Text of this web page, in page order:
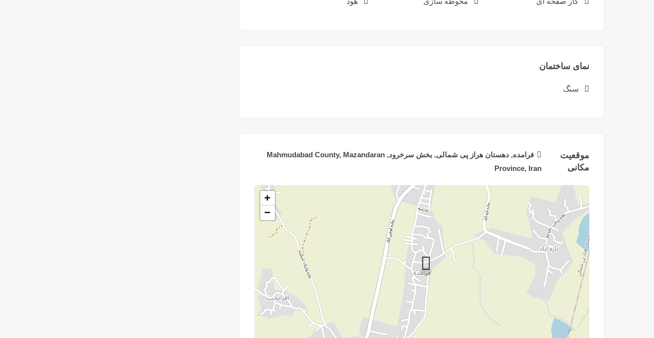
نمای ساختمان
سنگ
موقعیت
مکانی
فرامده, دهستان هراز پی شمالی, بخش سرخرود, Mahmudabad County, Mazandaran
Province, Iran
+
−